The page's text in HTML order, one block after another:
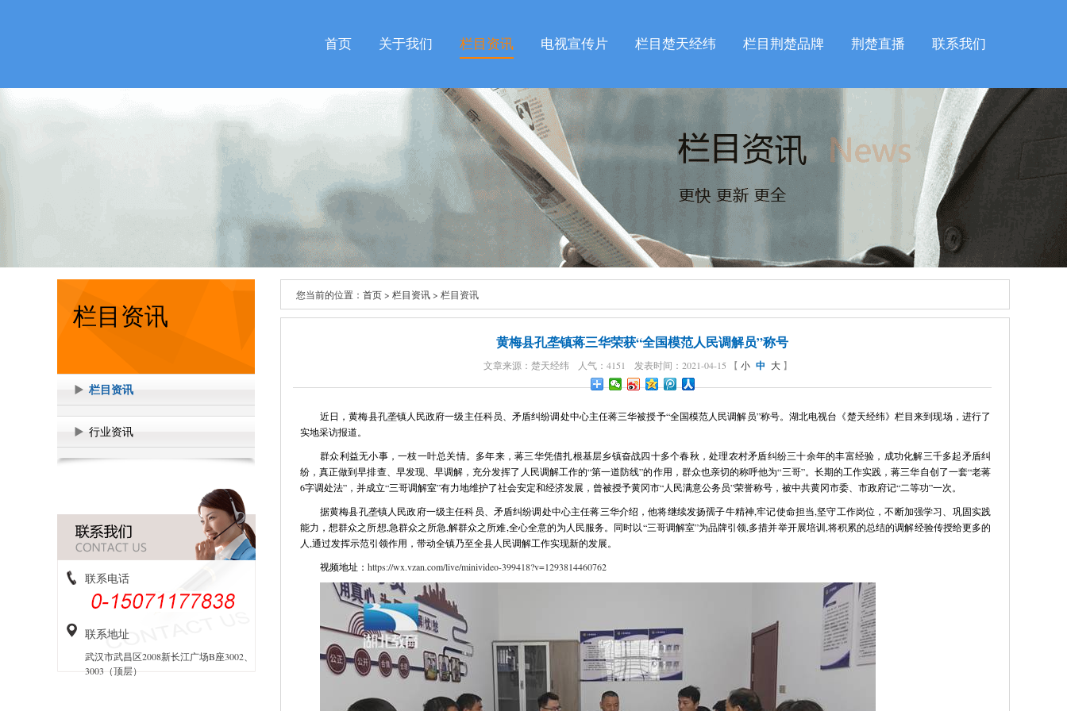
首页 关于我们 栏目资讯 电视宣传片 栏目楚天经纬 栏目荆楚品牌 荆楚直播 联系我们
栏目资讯
栏目资讯
行业资讯
联系电话
联系地址
武汉市武昌区2008新长江广场B座3002、
3003（顶层）
您当前的位置： 首页> 栏目资讯> 栏目资讯
黄梅县孔垄镇蒋三华荣获“全国模范人民调解员”称号
文章来源：楚天经纬 人气：4151 发表时间：2021-04-15 【 小 中 大 】
近日，黄梅县孔垄镇人民政府一级主任科员、矛盾纠纷调处中心主任蒋三华被授予“全国模范人民调解员”称号。湖北电视台《楚天经纬》栏目来到现场，进行了
实地采访报道。
群众利益无小事，一枝一叶总关情。多年来，蒋三华凭借扎根基层乡镇奋战四十多个春秋，处理农村矛盾纠纷三十余年的丰富经验，成功化解三千多起矛盾纠
纷，真正做到早排查、早发现、早调解，充分发挥了人民调解工作的“第一道防线”的作用，群众也亲切的称呼他为“三哥”。长期的工作实践，蒋三华自创了一套“老蒋
6字调处法”，并成立“三哥调解室”有力地维护了社会安定和经济发展，曾被授予黄冈市“人民满意公务员”荣誉称号，被中共黄冈市委、市政府记“二等功”一次。
据黄梅县孔垄镇人民政府一级主任科员、矛盾纠纷调处中心主任蒋三华介绍，他将继续发扬孺子牛精神,牢记使命担当,坚守工作岗位，不断加强学习、巩固实践
能力，想群众之所想,急群众之所急,解群众之所难,全心全意的为人民服务。同时以“三哥调解室”为品牌引领,多措并举开展培训,将积累的总结的调解经验传授给更多的
人,通过发挥示范引领作用，带动全镇乃至全县人民调解工作实现新的发展。
视频地址： https://wx.vzan.com/live/minivideo-399418?v=1293814460762